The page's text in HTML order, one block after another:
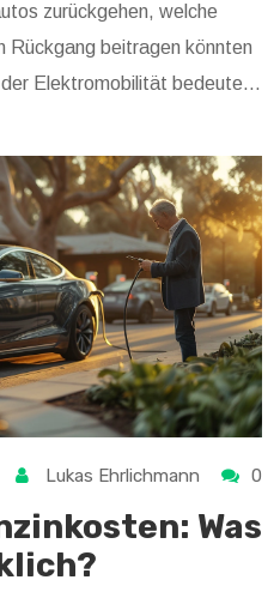
zurückgehen, welche
Rückgang beitragen könnten
Elektromobilität bedeutet.
wie potenzielle Käufer
finden können.
Lukas Ehrlichmann 0
Was